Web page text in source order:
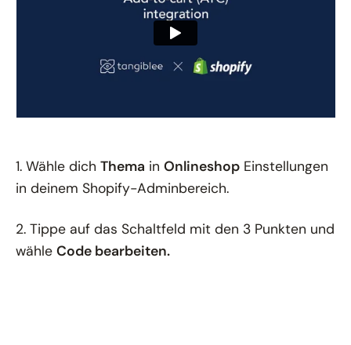
1. Wähle dich Thema in Onlineshop Einstellungen
in deinem Shopify-Adminbereich.
2. Tippe auf das Schaltfeld mit den 3 Punkten und
wähle Code bearbeiten.